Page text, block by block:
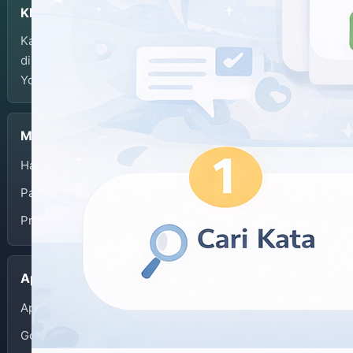
KBJI
Kamus Bahasa Jawa-Indonesia dikembangkan dan
dikelola oleh Balai Bahasa Provinsi Daerah Istimewa
Yogyakarta.
Menu
Halaman Depan
Panduan Penggunaan
Privacy Policy
Aplikasi
App Store
Google Play